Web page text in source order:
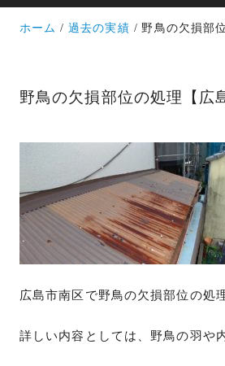
ホーム 過去の実績 野鳥の欠損部位
野鳥の欠損部位の処理【広
広島市南区で野鳥の欠損部位の処
詳しい内容としては、野鳥の羽や